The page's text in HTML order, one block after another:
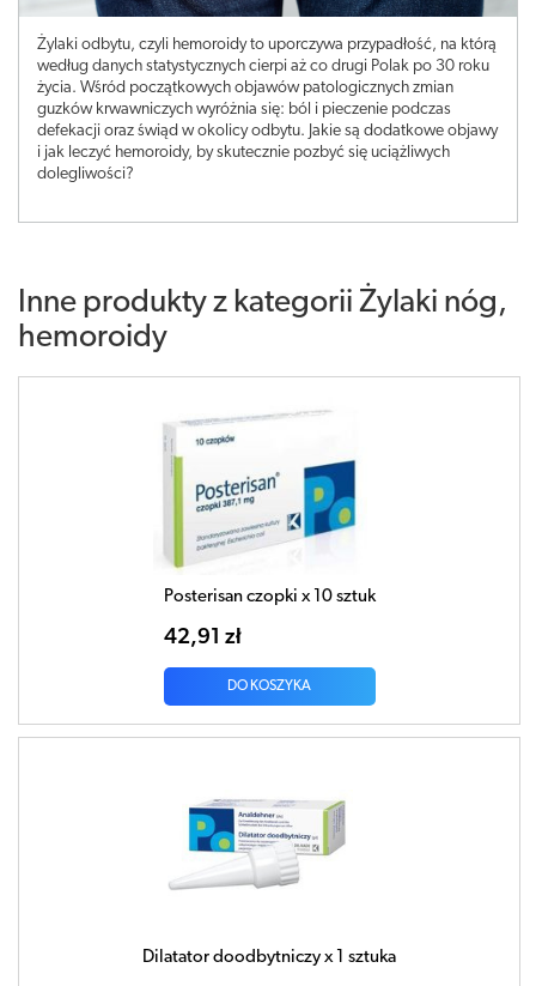
Żylaki odbytu, czyli hemoroidy to uporczywa przypadłość, na którą
według danych statystycznych cierpi aż co drugi Polak po 30 roku
życia. Wśród początkowych objawów patologicznych zmian
guzków krwawniczych wyróżnia się: ból i pieczenie podczas
defekacji oraz świąd w okolicy odbytu. Jakie są dodatkowe objawy
i jak leczyć hemoroidy, by skutecznie pozbyć się uciążliwych
dolegliwości?
Inne produkty z kategorii Żylaki nóg,
hemoroidy
Posterisan czopki x 10 sztuk
42,91 zł
DO KOSZYKA
Dilatator doodbytniczy x 1 sztuka